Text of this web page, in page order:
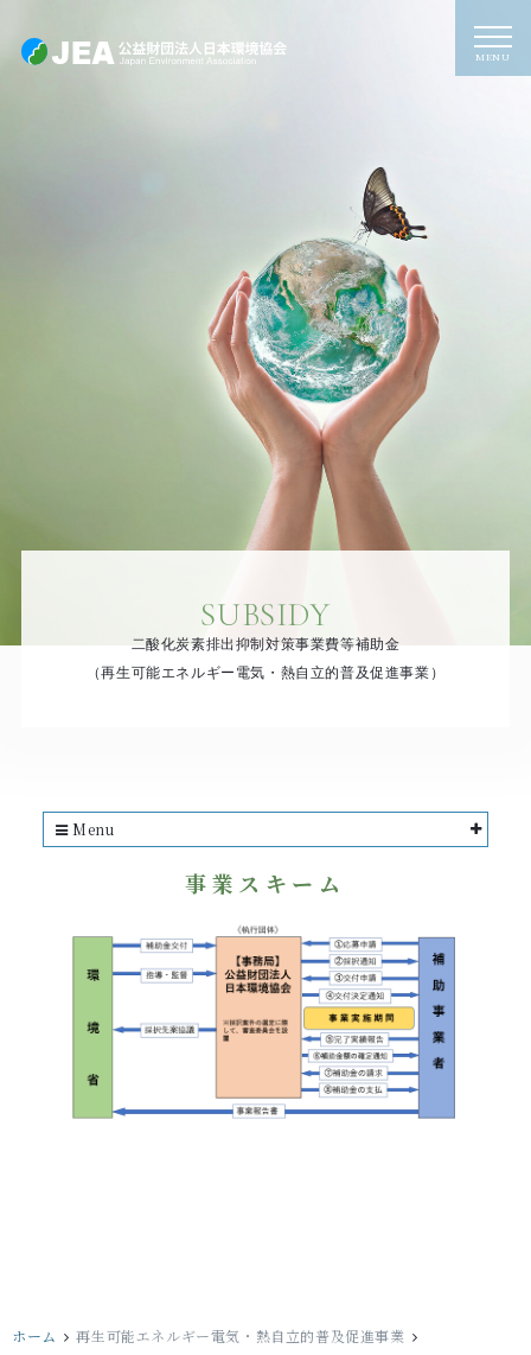
SUBSIDY
二酸化炭素排出抑制対策事業費等補助金
（再生可能エネルギー電気・熱自立的普及促進事業）
Menu
事業スキーム
ホーム
再生可能エネルギー電気・熱自立的普及促進事業